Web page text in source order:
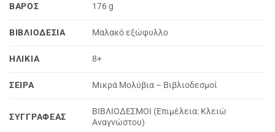
ΒΆΡΟΣ 176 g
ΒΙΒΛΙΟΔΕΣΊΑ Μαλακό εξώφυλλο
ΗΛΙΚΊΑ 8+
ΣΕΙΡΆ Μικρά Μολύβια – Βιβλιοδεσμοί
ΣΥΓΓΡΑΦΈΑΣ
ΒΙΒΛΙΟΔΕΣΜΟΙ (Επιμέλεια: Κλειώ
Αναγνώστου)